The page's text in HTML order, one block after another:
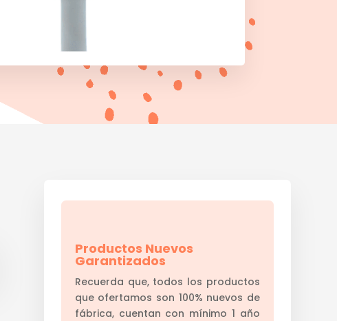
Productos Nuevos
Garantizados
Recuerda que, todos los productos
que ofertamos son 100% nuevos de
fábrica, cuentan con mínimo 1 año